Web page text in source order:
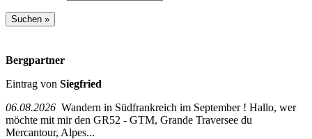
Bergpartner
Eintrag von Siegfried
06.08.2026 Wandern in Südfrankreich im September ! Hallo, wer
möchte mit mir den GR52 - GTM, Grande Traversee du
Mercantour, Alpes...